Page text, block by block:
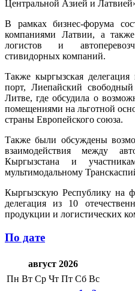
Центральной Азией и
В рамках бизнес-форума
компаниями Латвии, а также
логистов и
стивидорных компаний.
Также кыргызская
порт, Лиепайский
Литве, где обсудила о
помещениями на льготной
страны Европейского союза.
Также были обсуждены
взаимодействия между
Кыргызстана и
мультимодальному
Кыргызскую Республику на
делегация из 10
продукции и логистических
По дате
август 2026
Пн Вт Ср Чт Пт Сб Вс